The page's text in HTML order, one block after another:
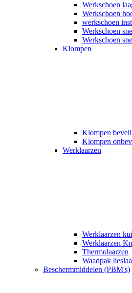
Werkschoen
Werkschoen
werkschoen
Werkschoen
Werkschoen
Klompen
Klompen
Klompen
Werklaarzen
Werklaarzen
Werklaarzen
Thermolaarzen
Waadpak
Beschermmiddelen (PBM's)